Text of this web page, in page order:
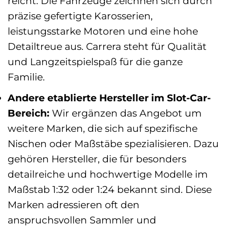
präzise gefertigte Karosserien,
leistungsstarke Motoren und eine hohe
Detailtreue aus. Carrera steht für Qualität
und Langzeitspielspaß für die ganze
Familie.
Andere etablierte Hersteller im Slot-Car-
Bereich: Wir ergänzen das Angebot um
weitere Marken, die sich auf spezifische
Nischen oder Maßstäbe spezialisieren. Dazu
gehören Hersteller, die für besonders
detailreiche und hochwertige Modelle im
Maßstab 1:32 oder 1:24 bekannt sind. Diese
Marken adressieren oft den
anspruchsvollen Sammler und